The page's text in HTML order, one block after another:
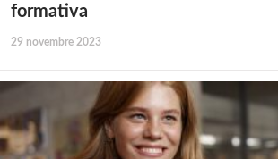
formativa
29 novembre 2023